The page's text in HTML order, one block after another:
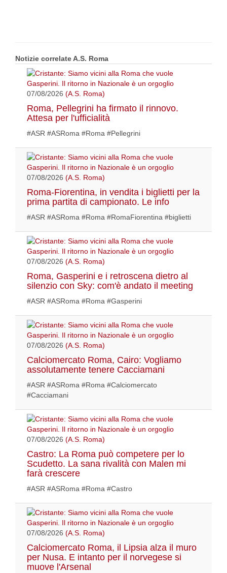
Notizie correlate A.S. Roma
07/08/2026 (A.S. Roma)
Roma, Pellegrini ha firmato il rinnovo.
Attesa per l'ufficialità
#ASR #ASRoma #Roma #Pellegrini
07/08/2026 (A.S. Roma)
Roma-Fiorentina, in vendita i biglietti per la
prima partita di campionato. Le info
#ASR #ASRoma #Roma #RomaFiorentina #biglietti
07/08/2026 (A.S. Roma)
Roma, Gasperini e i retroscena dietro al
silenzio con Sky: com'è andato il meeting
#ASR #ASRoma #Roma #Gasperini
07/08/2026 (A.S. Roma)
Calciomercato Roma, Cairo: Vogliamo
assolutamente tenere Cacciamani
#ASR #ASRoma #Roma #Calciomercato
#Cacciamani
07/08/2026 (A.S. Roma)
Castro: La Roma può competere per lo
Scudetto. La sana rivalità con Malen mi
farà crescere
#ASR #ASRoma #Roma #Castro
07/08/2026 (A.S. Roma)
Calciomercato Roma, il Lipsia alza il muro
per Nusa. E intanto per il norvegese si
muove l'Arsenal